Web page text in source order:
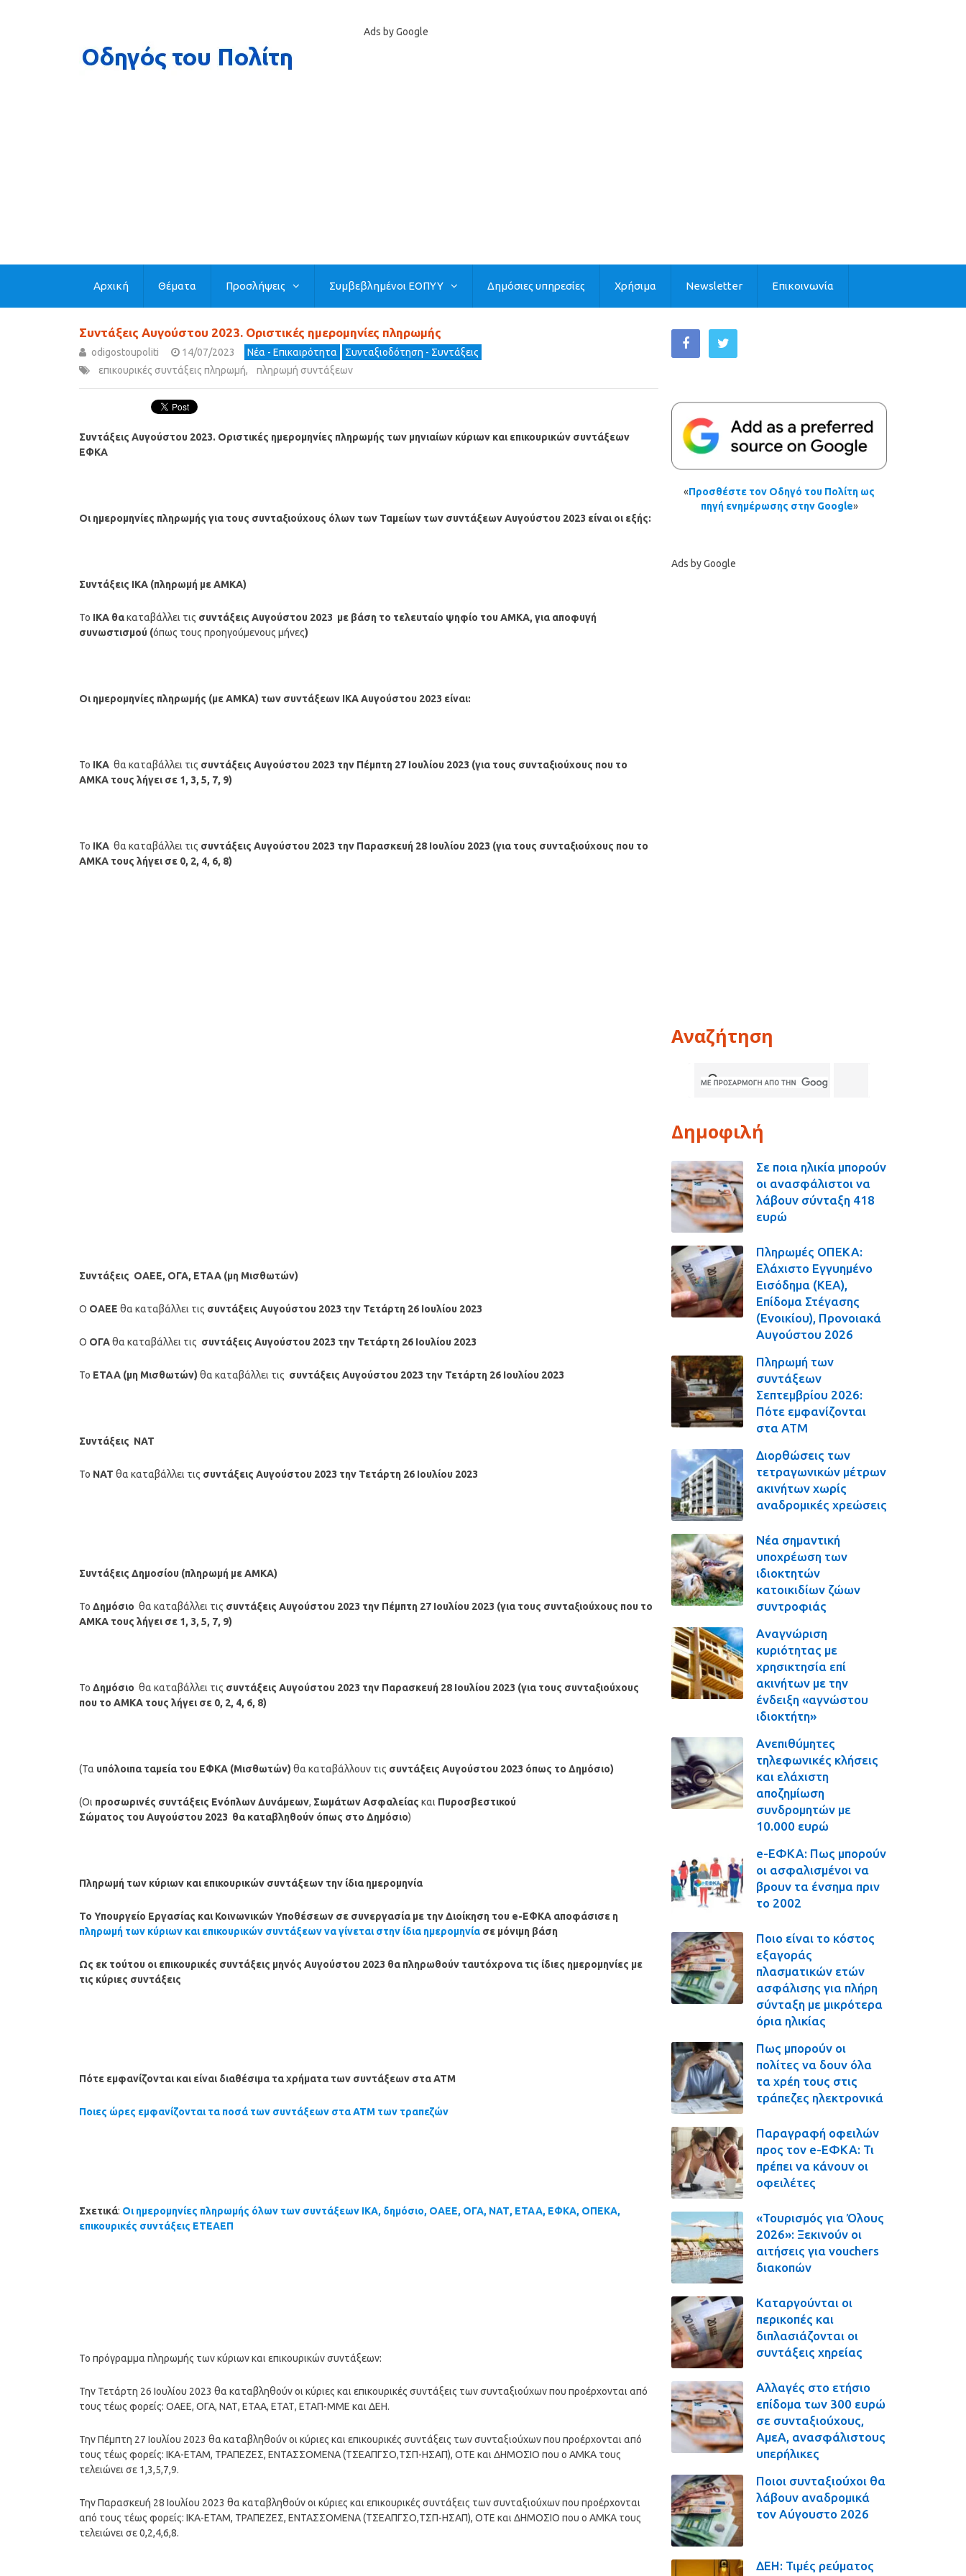
Ads by Google
Αρχική Θέματα Προσλήψεις Συμβεβλημένοι ΕΟΠΥΥ Δημόσιες υπηρεσίες Χρήσιμα Newsletter Επικοινωνία
Συντάξεις Αυγούστου 2023. Οριστικές ημερομηνίες πληρωμής
odigostoupoliti 14/07/2023 Νέα - Επικαιρότητα
Συνταξιοδότηση - Συντάξεις
επικουρικές συντάξεις πληρωμή, πληρωμή συντάξεων
Συντάξεις Αυγούστου 2023. Οριστικές ημερομηνίες πληρωμής των μηνιαίων κύριων και επικουρικών συντάξεων
ΕΦΚΑ
Οι ημερομηνίες πληρωμής για τους συνταξιούχους όλων των Ταμείων των συντάξεωνΑυγούστου 2023 είναι οι εξής:
Συντάξεις ΙΚΑ (πληρωμή με ΑΜΚΑ)
Το ΙΚΑ θακαταβάλλει τις συντάξεις Αυγούστου 2023 με βάση το τελευταίο ψηφίο του ΑΜΚΑ, για αποφυγή
συνωστισμού (όπως τους προηγούμενους μήνες)
Οι ημερομηνίες πληρωμής (με ΑΜΚΑ) των συντάξεων ΙΚΑΑυγούστου 2023 είναι:
Το ΙΚΑ θα καταβάλλει τις συντάξεις Αυγούστου 2023 την Πέμπτη 27 Ιουλίου 2023 (για τους συνταξιούχους που το
ΑΜΚΑ τους λήγει σε 1, 3, 5, 7, 9)
Το ΙΚΑ θα καταβάλλει τις συντάξεις Αυγούστου 2023 την Παρασκευή 28 Ιουλίου 2023 (για τους συνταξιούχους που το
ΑΜΚΑ τους λήγει σε 0, 2, 4, 6, 8)
Συντάξεις ΟΑΕΕ, ΟΓΑ, ΕΤΑΑ (μη Μισθωτών)
Ο ΟΑΕΕ θα καταβάλλει τις συντάξεις Αυγούστου 2023 την Τετάρτη 26 Ιουλίου 2023
Ο ΟΓΑθα καταβάλλει τις συντάξεις Αυγούστου 2023 την Τετάρτη 26 Ιουλίου 2023
Το ΕΤΑΑ (μη Μισθωτών) θα καταβάλλει τις συντάξεις Αυγούστου 2023 την Τετάρτη 26 Ιουλίου 2023
Συντάξεις ΝΑΤ
Το ΝΑΤ θα καταβάλλει τις συντάξεις Αυγούστου 2023 την Τετάρτη 26 Ιουλίου 2023
Συντάξεις Δημοσίου (πληρωμή με ΑΜΚΑ)
Το Δημόσιο θα καταβάλλει τις συντάξεις Αυγούστου 2023 την Πέμπτη 27 Ιουλίου 2023 (για τους συνταξιούχους που το
ΑΜΚΑ τους λήγει σε 1, 3, 5, 7, 9)
Το Δημόσιο θα καταβάλλει τις συντάξεις Αυγούστου 2023 την Παρασκευή 28 Ιουλίου 2023 (για τους συνταξιούχους
που το ΑΜΚΑ τους λήγει σε 0, 2, 4, 6, 8)
(Τα υπόλοιπα ταμεία του ΕΦΚΑ (Μισθωτών) θα καταβάλλουν τις συντάξεις Αυγούστου 2023 όπως το Δημόσιο)
(Οι προσωρινές συντάξεις Ενόπλων Δυνάμεων, Σωμάτων Ασφαλείας και Πυροσβεστικού
Σώματος τουΑυγούστου 2023 θα καταβληθούν όπως στο Δημόσιο)
Πληρωμή των κύριων και επικουρικών συντάξεων την ίδια ημερομηνία
Το Υπουργείο Εργασίας και Κοινωνικών Υποθέσεων σε συνεργασία με την Διοίκηση του e-ΕΦΚΑ αποφάσισε η
πληρωμή των κύριων και επικουρικών συντάξεων να γίνεται στην ίδια ημερομηνία σε μόνιμη βάση
Ως εκ τούτου οι επικουρικές συντάξεις μηνός Αυγούστου 2023 θα πληρωθούν ταυτόχρονα τις ίδιες ημερομηνίες με
τις κύριες συντάξεις
Πότε εμφανίζονται και είναι διαθέσιμα τα χρήματα των συντάξεων στα ΑΤΜ
Ποιες ώρες εμφανίζονται τα ποσά των συντάξεων στα ΑΤΜ των τραπεζών
Σχετικά: Οι ημερομηνίες πληρωμής όλων των συντάξεων ΙΚΑ, δημόσιο, ΟΑΕΕ, ΟΓΑ, ΝΑΤ, ΕΤΑΑ, ΕΦΚΑ, ΟΠΕΚΑ,
επικουρικές συντάξεις ΕΤΕΑΕΠ
Το πρόγραμμα πληρωμής των κύριων και επικουρικών συντάξεων:
Την Τετάρτη 26 Ιουλίου 2023 θα καταβληθούν οι κύριες και επικουρικές συντάξεις των συνταξιούχων που προέρχονται από
τους τέως φορείς: ΟΑΕΕ, ΟΓΑ, ΝΑΤ, ΕΤΑΑ, ΕΤΑΤ, ΕΤΑΠ-ΜΜΕ και ΔΕΗ.
Την Πέμπτη 27 Ιουλίου 2023 θα καταβληθούν οι κύριες και επικουρικές συντάξεις των συνταξιούχων που προέρχονται από
τους τέως φορείς: ΙΚΑ-ΕΤΑΜ, ΤΡΑΠΕΖΕΣ, ΕΝΤΑΣΣΟΜΕΝΑ (ΤΣΕΑΠΓΣΟ,ΤΣΠ-ΗΣΑΠ), ΟΤΕ και ΔΗΜΟΣΙΟ που ο ΑΜΚΑ τους
τελειώνει σε 1,3,5,7,9.
Την Παρασκευή 28 Ιουλίου 2023 θα καταβληθούν οι κύριες και επικουρικές συντάξεις των συνταξιούχων που προέρχονται
από τους τέως φορείς: ΙΚΑ-ΕΤΑΜ, ΤΡΑΠΕΖΕΣ, ΕΝΤΑΣΣΟΜΕΝΑ (ΤΣΕΑΠΓΣΟ,ΤΣΠ-ΗΣΑΠ), ΟΤΕ και ΔΗΜΟΣΙΟ που ο ΑΜΚΑ τους
τελειώνει σε 0,2,4,6,8.
«Προσθέστε τον Οδηγό του Πολίτη ως
πηγή ενημέρωσης στην Google»
Ads by Google
Αναζήτηση
Δημοφιλή
Σε ποια ηλικία μπορούν
οι ανασφάλιστοι να
λάβουν σύνταξη 418
ευρώ
Πληρωμές ΟΠΕΚΑ:
Ελάχιστο Εγγυημένο
Εισόδημα (ΚΕΑ),
Επίδομα Στέγασης
(Ενοικίου), Προνοιακά
Αυγούστου 2026
Πληρωμή των
συντάξεων
Σεπτεμβρίου 2026:
Πότε εμφανίζονται
στα ΑΤΜ
Διορθώσεις των
τετραγωνικών μέτρων
ακινήτων χωρίς
αναδρομικές χρεώσεις
Νέα σημαντική
υποχρέωση των
ιδιοκτητών
κατοικιδίων ζώων
συντροφιάς
Αναγνώριση
κυριότητας με
χρησικτησία επί
ακινήτων με την
ένδειξη «αγνώστου
ιδιοκτήτη»
Ανεπιθύμητες
τηλεφωνικές κλήσεις
και ελάχιστη
αποζημίωση
συνδρομητών με
10.000 ευρώ
e-ΕΦΚΑ: Πως μπορούν
οι ασφαλισμένοι να
βρουν τα ένσημα πριν
το 2002
Ποιο είναι το κόστος
εξαγοράς
πλασματικών ετών
ασφάλισης για πλήρη
σύνταξη με μικρότερα
όρια ηλικίας
Πως μπορούν οι
πολίτες να δουν όλα
τα χρέη τους στις
τράπεζες ηλεκτρονικά
Παραγραφή οφειλών
προς τον e-ΕΦΚΑ: Τι
πρέπει να κάνουν οι
οφειλέτες
«Τουρισμός για Όλους
2026»: Ξεκινούν οι
αιτήσεις για vouchers
διακοπών
Καταργούνται οι
περικοπές και
διπλασιάζονται οι
συντάξεις χηρείας
Αλλαγές στο ετήσιο
επίδομα των 300 ευρώ
σε συνταξιούχους,
ΑμεΑ, ανασφάλιστους
υπερήλικες
Ποιοι συνταξιούχοι θα
λάβουν αναδρομικά
τον Αύγουστο 2026
ΔΕΗ: Τιμές ρεύματος